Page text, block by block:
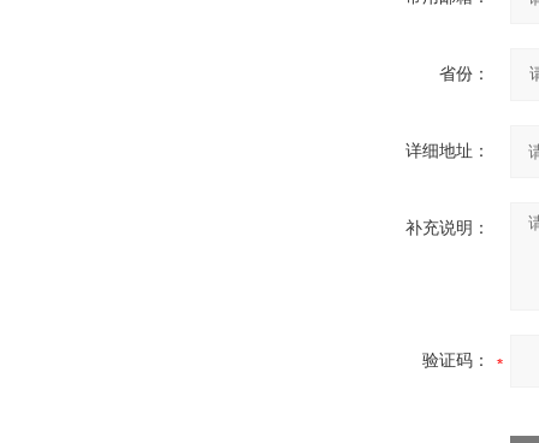
省份：
详细地址：
补充说明：
验证码：